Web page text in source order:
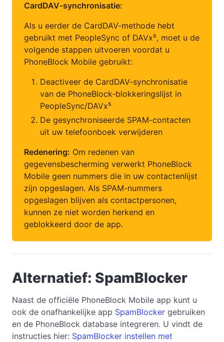
CardDAV-synchronisatie:
Als u eerder de CardDAV-methode hebt
gebruikt met PeopleSync of DAVx⁵, moet u de
volgende stappen uitvoeren voordat u
PhoneBlock Mobile gebruikt:
Deactiveer de CardDAV-synchronisatie
van de PhoneBlock-blokkeringslijst in
PeopleSync/DAVx⁵
De gesynchroniseerde SPAM-contacten
uit uw telefoonboek verwijderen
Redenering: Om redenen van
gegevensbescherming verwerkt PhoneBlock
Mobile geen nummers die in uw contactenlijst
zijn opgeslagen. Als SPAM-nummers
opgeslagen blijven als contactpersonen,
kunnen ze niet worden herkend en
geblokkeerd door de app.
Alternatief: SpamBlocker
Naast de officiële PhoneBlock Mobile app kunt u
ook de onafhankelijke app SpamBlocker gebruiken
en de PhoneBlock database integreren. U vindt de
instructies hier: SpamBlocker instellen met